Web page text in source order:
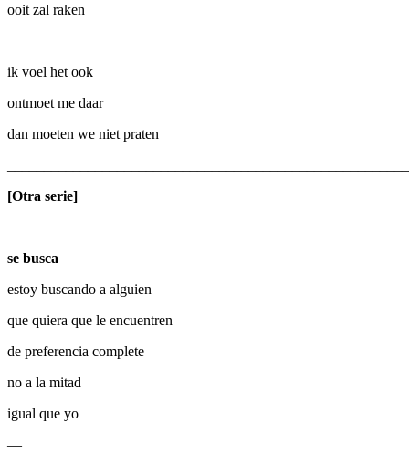
ooit zal raken
ik voel het ook
ontmoet me daar
dan moeten we niet praten
[Otra serie]
se busca
estoy buscando a alguien
que quiera que le encuentren
de preferencia complete
no a la mitad
igual que yo
—